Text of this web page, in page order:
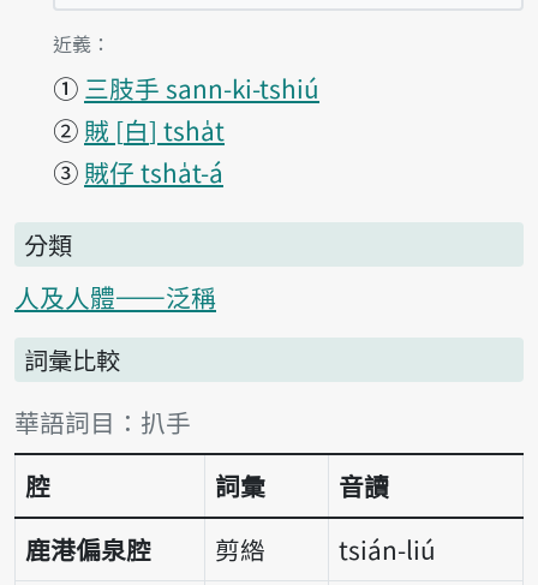
第1項釋義的
近義：
① 三肢手 sann-ki-tshiú
② 賊 白 tsha̍t
③ 賊仔 tsha̍t-á
分類
人及人體——泛稱
詞彙比較
詞彙比較表
華語詞目：扒手
腔
詞彙
音讀
鹿港偏泉腔
剪綹
tsián-liú